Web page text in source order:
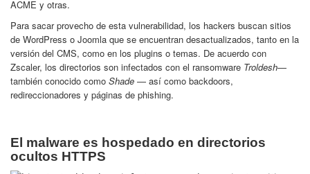
ACME y otras.
Para sacar provecho de esta vulnerabilidad, los hackers buscan sitios
de WordPress o Joomla que se encuentran desactualizados, tanto en la
versión del CMS, como en los plugins o temas. De acuerdo con
Zscaler, los directorios son infectados con el ransomware Troldesh—
también conocido como Shade — así como backdoors,
redireccionadores y páginas de phishing.
El malware es hospedado en directorios
ocultos HTTPS